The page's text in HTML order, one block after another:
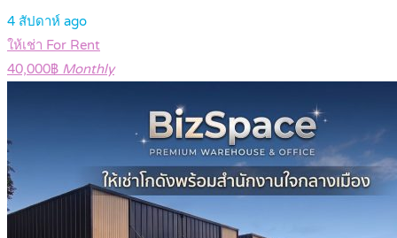
4 สัปดาห์ ago
ให้เช่า For Rent
40,000฿ Monthly